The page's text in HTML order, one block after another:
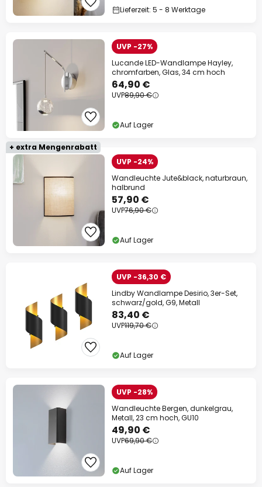
Lieferzeit: 5 - 8 Werktage
UVP -27%
Lucande LED-Wandlampe Hayley,
chromfarben, Glas, 34 cm hoch
64,90 €
UVP89,90 €
Auf Lager
+ extra Mengenrabatt
UVP -24%
Wandleuchte Jute&black, naturbraun,
halbrund
57,90 €
UVP76,90 €
Auf Lager
UVP -36,30 €
Lindby Wandlampe Desirio, 3er-Set,
schwarz/gold, G9, Metall
83,40 €
UVP119,70 €
Auf Lager
UVP -28%
Wandleuchte Bergen, dunkelgrau,
Metall, 23 cm hoch, GU10
49,90 €
UVP69,90 €
Auf Lager